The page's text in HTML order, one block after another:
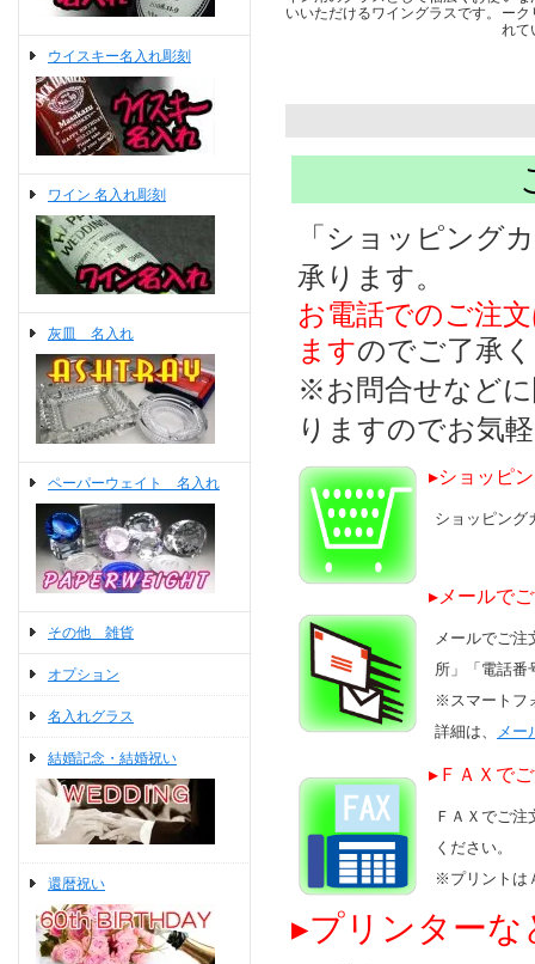
ウイスキー名入れ彫刻
ワイン 名入れ彫刻
灰皿 名入れ
ペーパーウェイト 名入れ
その他 雑貨
オプション
名入れグラス
結婚記念・結婚祝い
還暦祝い
いいただけるワイングラスです。
ーク
れて
「ショッピング
承ります。
お電話でのご注
ますのでご了承
※お問合せなどに
りますのでお気
▸ショッピ
ショッピング
▸メールで
メールでご注
所」「電話番
※ スマートフ
詳細は、
メー
▸ＦＡＸで
ＦＡＸでご注
ください。
※プリントは
▸プリンターな